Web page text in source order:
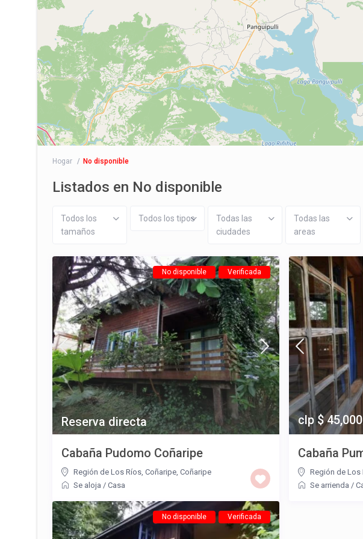
Hogar No disponible
Listados en No disponible
Todos los
tamaños
Todos los tipos
Todas las
ciudades
Todas las
areas
Reserva directa
No disponible Verificada
Cabaña Pudomo Coñaripe
Región de Los Ríos, Coñaripe, Coñaripe
Se aloja / Casa
clp $ 45,000
Cabaña
Región de Los
Se arrienda /
No disponible Verificada